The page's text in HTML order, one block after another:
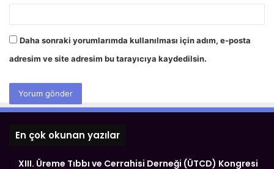
Daha sonraki yorumlarımda kullanılması için adım, e-posta
adresim ve site adresim bu tarayıcıya kaydedilsin.
En çok okunan yazılar
XIII. Üreme Tıbbı ve Cerrahisi Derneği (ÜTCD) Kongresi